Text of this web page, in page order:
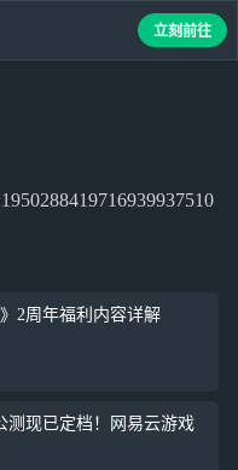
2周年福利内容详解
测现已定档！网易云游戏
立刻前往